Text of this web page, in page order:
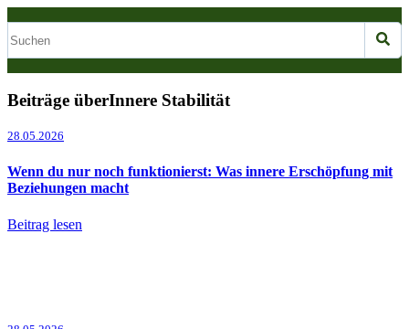
Beiträge überInnere Stabilität
28.05.2026
Wenn du nur noch funktionierst: Was innere Erschöpfung mit
Beziehungen macht
Beitrag lesen